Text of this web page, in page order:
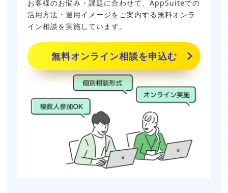
お客様のお悩み・課題に合わせて、AppSuiteでの
活用方法・運用イメージをご案内する無料オンラ
イン相談を実施しています。
無料オンライン相談を申込む